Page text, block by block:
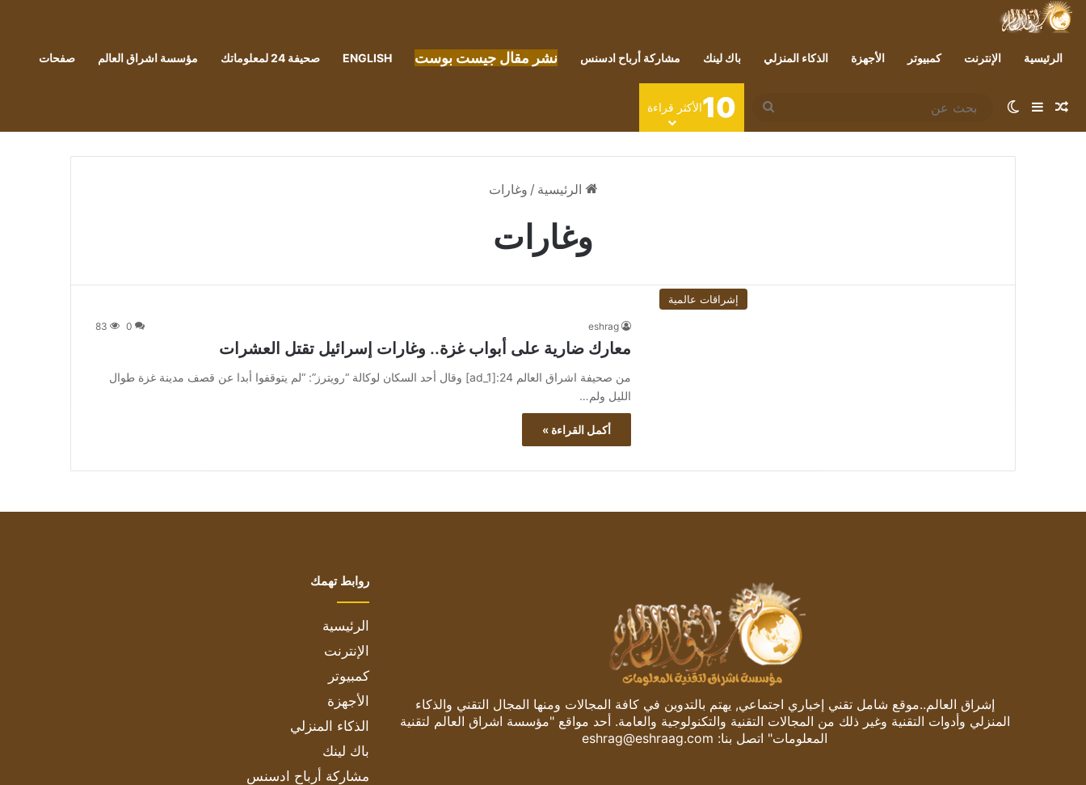
الرئيسية الإنترنت كمبيوتر الأجهزة الذكاء المنزلي باك لينك مشاركة أرباح ادسنس نشر مقال جيست بوست ENGLISH صحيفة 24 لمعلوماتك مؤسسة اشراق العالم صفحات
مقال عشوائي
إضافة عمود جانبي
الوضع المظلم
بحث
عن
10الأكثر قراءة
الرئيسية / وغارات
وغارات
إشراقات عالمية
eshrag
0
83
معارك ضارية على أبواب غزة.. وغارات إسرائيل تقتل العشرات
من صحيفة اشراق العالم 24:[ad_1] وقال أحد السكان لوكالة “رويترز”: “لم يتوقفوا أبدا عن قصف مدينة غزة طوال
الليل ولم…
أكمل القراءة »
إشراق العالم..موقع شامل تقني إخباري اجتماعي, يهتم بالتدوين في كافة المجالات ومنها المجال التقني والذكاء
المنزلي وأدوات التقنية وغير ذلك من المجالات التقنية والتكنولوجية والعامة. أحد مواقع "مؤسسة اشراق العالم لتقنية
المعلومات" اتصل بنا: eshrag@eshraag.com
روابط تهمك
الرئيسية
الإنترنت
كمبيوتر
الأجهزة
الذكاء المنزلي
باك لينك
مشاركة أرباح ادسنس